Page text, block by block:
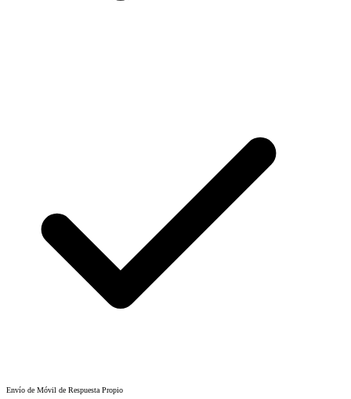
Envío de Móvil de Respuesta Propio